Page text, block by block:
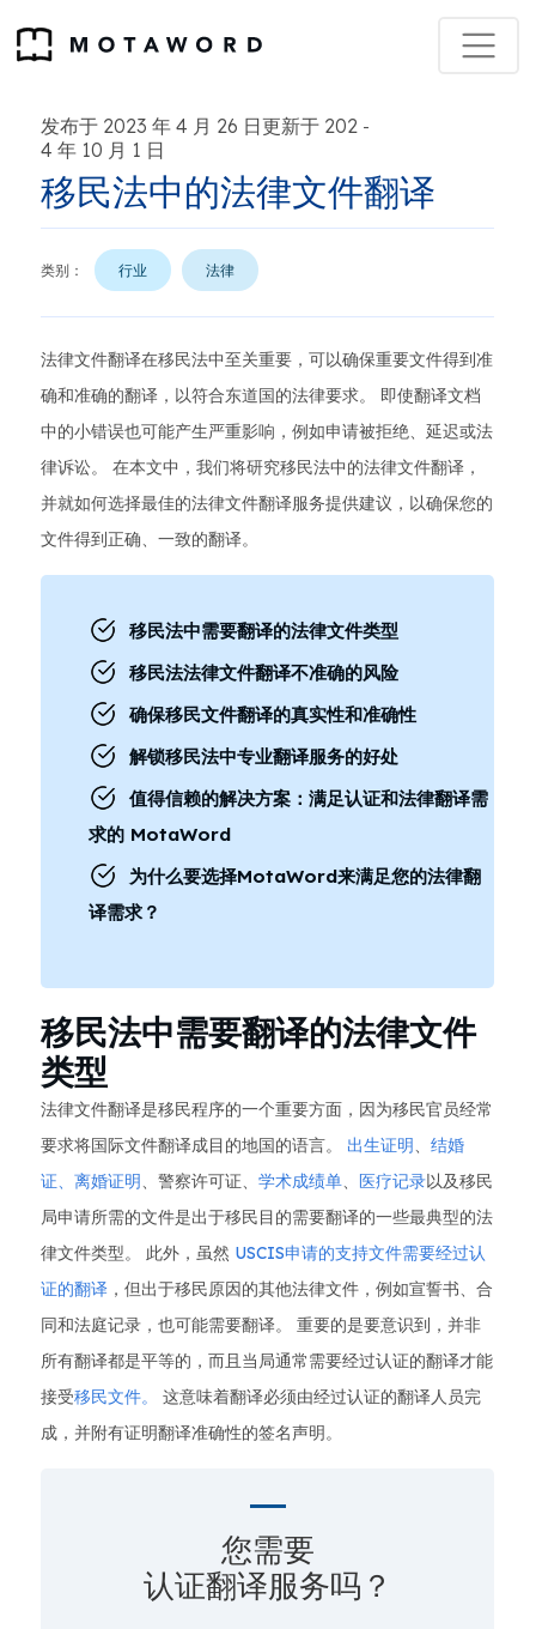
发布于 2023 年 4 月 26 日更新于 202 -
4 年 10 月 1 日
移民法中的法律文件翻译
类别： 行业 法律
法律文件翻译在移民法中至关重要，可以确保重要文件得到准
确和准确的翻译，以符合东道国的法律要求。 即使翻译文档
中的小错误也可能产生严重影响，例如申请被拒绝、延迟或法
律诉讼。 在本文中，我们将研究移民法中的法律文件翻译，
并就如何选择最佳的法律文件翻译服务提供建议，以确保您的
文件得到正确、一致的翻译。
移民法中需要翻译的法律文件类型
移民法法律文件翻译不准确的风险
确保移民文件翻译的真实性和准确性
解锁移民法中专业翻译服务的好处
值得信赖的解决方案：满足认证和法律翻译需
求的 MotaWord
为什么要选择MotaWord来满足您的法律翻
译需求？
移民法中需要翻译的法律文件
类型
法律文件翻译是移民程序的一个重要方面，因为移民官员经常
要求将国际文件翻译成目的地国的语言。 出生证明、 结婚
证、离婚证明、警察许可证、 学术成绩单、 医疗记录以及移民
局申请所需的文件是出于移民目的需要翻译的一些最典型的法
律文件类型。 此外，虽然 USCIS申请的支持文件需要经过认
证的翻译 ，但出于移民原因的其他法律文件，例如宣誓书、合
同和法庭记录，也可能需要翻译。 重要的是要意识到，并非
所有翻译都是平等的，而且当局通常需要经过认证的翻译才能
接受移民文件。
这意味着翻译必须由经过认证的翻译人员完
成，并附有证明翻译准确性的签名声明。
您需要
认证翻译服务吗？